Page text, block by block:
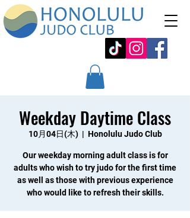
Weekday Daytime Class
10月04日(木)
  |
Honolulu Judo Club
Our weekday morning adult class is for
adults who wish to try judo for the first time
as well as those with previous experience
who would like to refresh their skills.